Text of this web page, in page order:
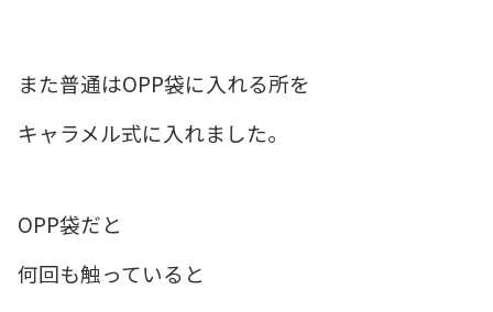
また普通はOPP袋に入れる所を
キャラメル式に入れました。
OPP袋だと
何回も触っていると